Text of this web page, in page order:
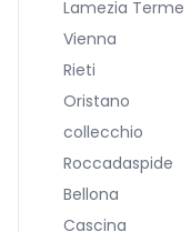
Lamezia Terme
Vienna
Rieti
Oristano
collecchio
Roccadaspide
Bellona
Cascina